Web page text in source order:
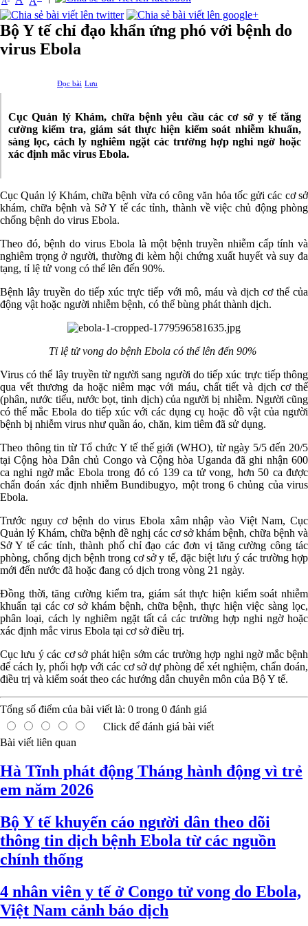
Bộ Y tế chỉ đạo khẩn ứng phó với bệnh do
virus Ebola
Đọc bài Lưu
Cục Quản lý Khám, chữa bệnh yêu cầu các cơ sở y tế tăng
cường kiểm tra, giám sát thực hiện kiểm soát nhiễm khuẩn,
sàng lọc, cách ly nghiêm ngặt các trường hợp nghi ngờ hoặc
xác định mắc virus Ebola.
Cục Quản lý Khám, chữa bệnh vừa có công văn hỏa tốc gửi các cơ sở
khám, chữa bệnh và Sở Y tế các tỉnh, thành về việc chủ động phòng
chống bệnh do virus Ebola.
Theo đó, bệnh do virus Ebola là một bệnh truyền nhiễm cấp tính và
nghiêm trọng ở người, thường đi kèm hội chứng xuất huyết và suy đa
tạng, tỉ lệ tử vong có thể lên đến 90%.
Bệnh lây truyền do tiếp xúc trực tiếp với mô, máu và dịch cơ thể của
động vật hoặc người nhiễm bệnh, có thể bùng phát thành dịch.
Tỉ lệ tử vong do bệnh Ebola có thể lên đến 90%
Virus có thể lây truyền từ người sang người do tiếp xúc trực tiếp thông
qua vết thương da hoặc niêm mạc với máu, chất tiết và dịch cơ thể
(phân, nước tiểu, nước bọt, tinh dịch) của người bị nhiễm. Người cũng
có thể mắc Ebola do tiếp xúc với các dụng cụ hoặc đồ vật của người
bệnh bị nhiễm virus như quần áo, chăn, kim tiêm đã sử dụng.
Theo thông tin từ Tổ chức Y tế thế giới (WHO), từ ngày 5/5 đến 20/5
tại Cộng hòa Dân chủ Congo và Cộng hòa Uganda đã ghi nhận 600
ca nghi ngờ mắc Ebola trong đó có 139 ca tử vong, hơn 50 ca được
chẩn đoán xác định nhiễm Bundibugyo, một trong 6 chủng của virus
Ebola.
Trước nguy cơ bệnh do virus Ebola xâm nhập vào Việt Nam, Cục
Quản lý Khám, chữa bệnh đề nghị các cơ sở khám bệnh, chữa bệnh và
Sở Y tế các tỉnh, thành phố chỉ đạo các đơn vị tăng cường công tác
phòng, chống dịch bệnh trong cơ sở y tế, đặc biệt lưu ý các trường hợp
mới đến nước đã hoặc đang có dịch trong vòng 21 ngày.
Đồng thời, tăng cường kiểm tra, giám sát thực hiện kiểm soát nhiễm
khuẩn tại các cơ sở khám bệnh, chữa bệnh, thực hiện việc sàng lọc,
phân loại, cách ly nghiêm ngặt tất cả các trường hợp nghi ngờ hoặc
xác định mắc virus Ebola tại cơ sở điều trị.
Cục lưu ý các cơ sở phát hiện sớm các trường hợp nghi ngờ mắc bệnh
để cách ly, phối hợp với các cơ sở dự phòng để xét nghiệm, chẩn đoán,
điều trị và kiểm soát theo các hướng dẫn chuyên môn của Bộ Y tế.
Tổng số điểm của bài viết là: 0 trong 0 đánh giá
Click để đánh giá bài viết
Bài viết liên quan
Hà Tĩnh phát động Tháng hành động vì trẻ
em năm 2026
Bộ Y tế khuyến cáo người dân theo dõi
thông tin dịch bệnh Ebola từ các nguồn
chính thống
4 nhân viên y tế ở Congo tử vong do Ebola,
Việt Nam cảnh báo dịch